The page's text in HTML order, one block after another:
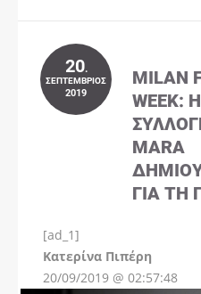
20.
ΣΕΠΤΈΜΒΡΙΟΣ
2019
MILAN
WEEK:
MARA
ΓΙΑ ΤΗ
[ad_1]
Kατερίνα Πιπέρη
20/09/2019 @ 02:57:48